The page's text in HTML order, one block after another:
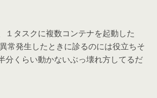
１タスクに複数コンテナを起動した
常発生したときに診るのには役立ちそ
分くらい動かないぶっ壊れ方してるだ